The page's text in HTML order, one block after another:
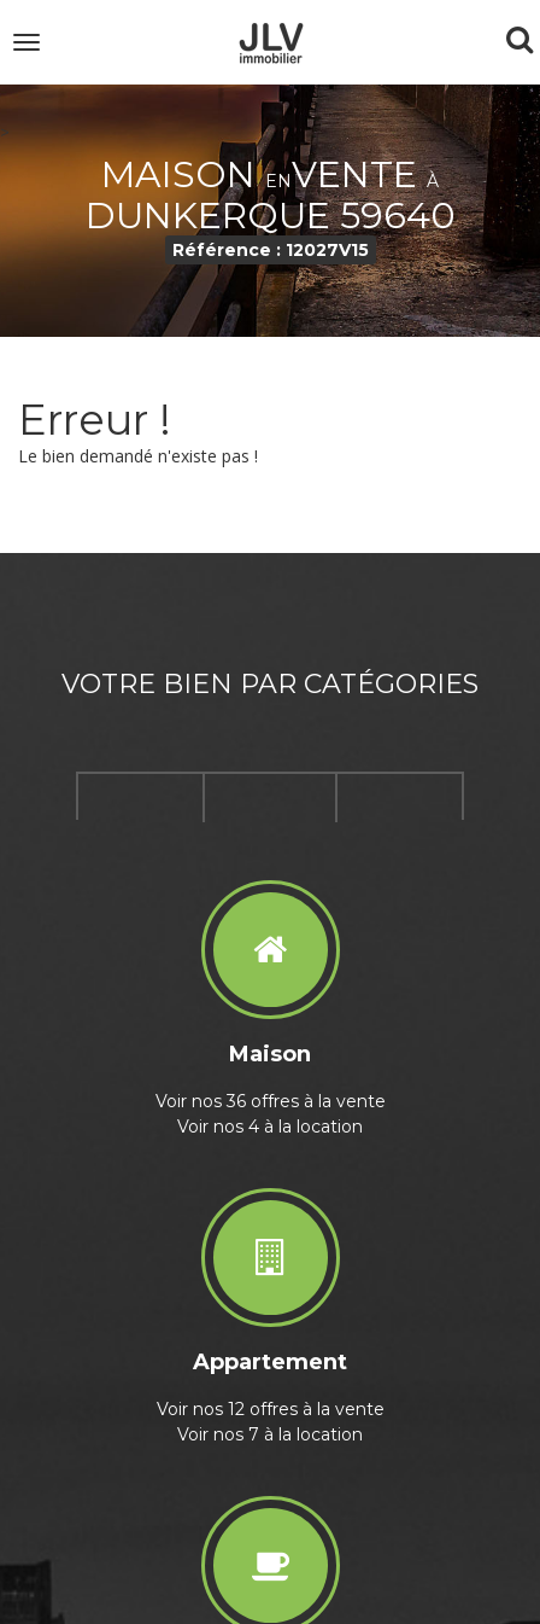
Toggle
>
MAISONENVENTEÀ
DUNKERQUE 59640
Référence : 12027V15
Erreur !
Le bien demandé n'existe pas !
VOTRE BIEN PAR CATÉGORIES
Maison
Voir nos 36 offres à la vente
Voir nos 4 à la location
Appartement
Voir nos 12 offres à la vente
Voir nos 7 à la location